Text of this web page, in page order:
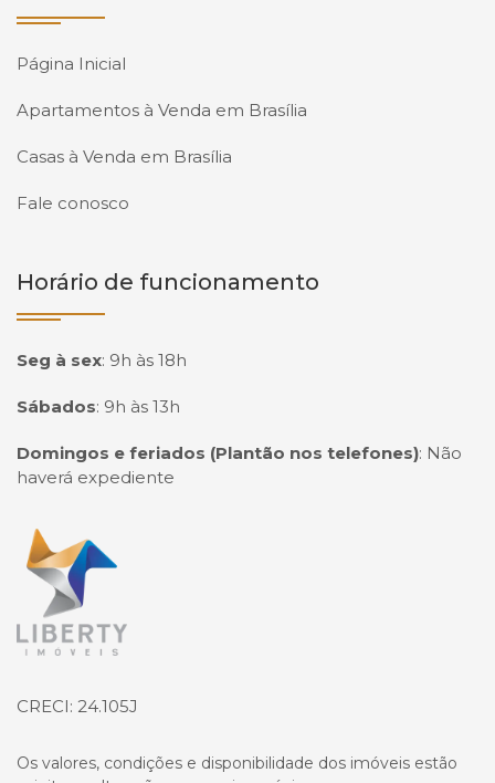
Página Inicial
Apartamentos à Venda em Brasília
Casas à Venda em Brasília
Fale conosco
Horário de funcionamento
Seg à sex: 9h às 18h
Sábados: 9h às 13h
Domingos e feriados (Plantão nos telefones): Não
haverá expediente
Página inicial
CRECI: 24.105J
Os valores, condições e disponibilidade dos imóveis estão